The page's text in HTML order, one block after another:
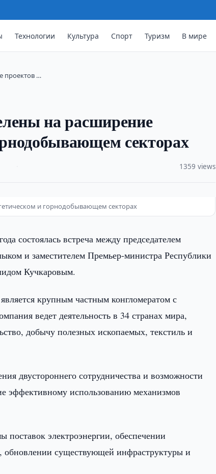
Технологии Культура Спорт Туризм В мире
проектов …
на расширение
секторах
1359 views
и горнодобывающем секторах
состоялась встреча между председателем
и заместителем Премьер-министра Республики
Кучкаровым.
крупным частным конгломератом с
ведет деятельность в 34 странах мира,
добычу полезных ископаемых, текстиль и
двустороннего сотрудничества и возможности
эффективному использованию механизмов
электроэнергии, обеспечении
обновлении существующей инфраструктуры и